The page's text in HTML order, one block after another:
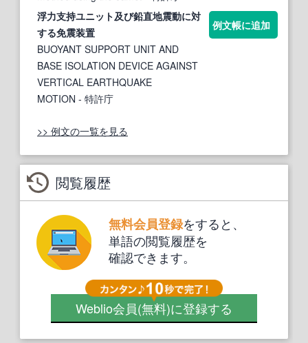
浮力支持ユニット及び鉛直地震動に対
する免震装置
BUOYANT SUPPORT UNIT AND
BASE ISOLATION DEVICE AGAINST
VERTICAL EARTHQUAKE
MOTION - 特許庁
例文帳に追加
>> 例文の一覧を見る
閲覧履歴
無料会員登録をすると、
単語の閲覧履歴を
確認できます。
Weblio会員(無料)に登録する